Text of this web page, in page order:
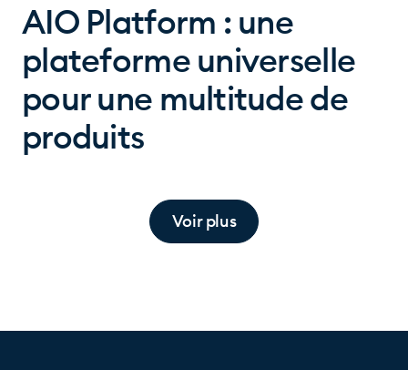
AIO Platform : une
plateforme universelle
pour une multitude de
produits
Voir plus